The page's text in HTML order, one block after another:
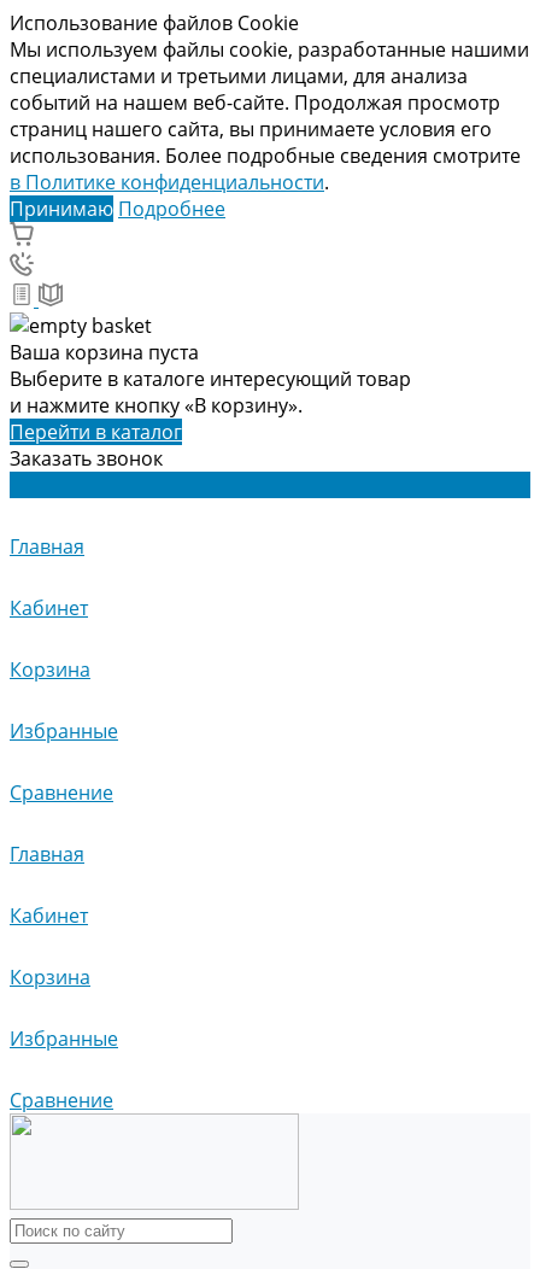
Использование файлов Cookie
Мы используем файлы cookie, разработанные нашими
специалистами и третьими лицами, для анализа
событий на нашем веб-сайте. Продолжая просмотр
страниц нашего сайта, вы принимаете условия его
использования. Более подробные сведения смотрите
в Политике конфиденциальности.
Принимаю Подробнее
Ваша корзина пуста
Выберите в каталоге интересующий товар
и нажмите кнопку «В корзину».
Перейти в каталог
Заказать звонок
Главная
Кабинет
Корзина
Избранные
Сравнение
Главная
Кабинет
Корзина
Избранные
Сравнение